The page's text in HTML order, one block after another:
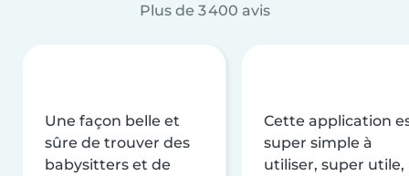
Plus de 3 400 avis
Une façon belle et
sûre de trouver des
babysitters et de
Cette application
super simple à
utiliser, super utile,